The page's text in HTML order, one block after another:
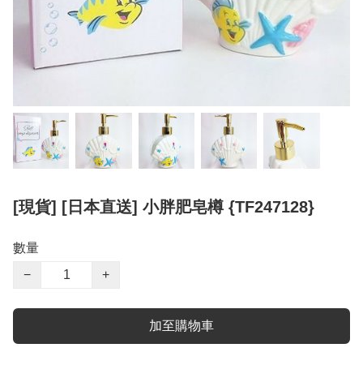
[現貨] [日本直送] 小胖肥皂樽 {TF247128}
數量
−
+
加至購物車